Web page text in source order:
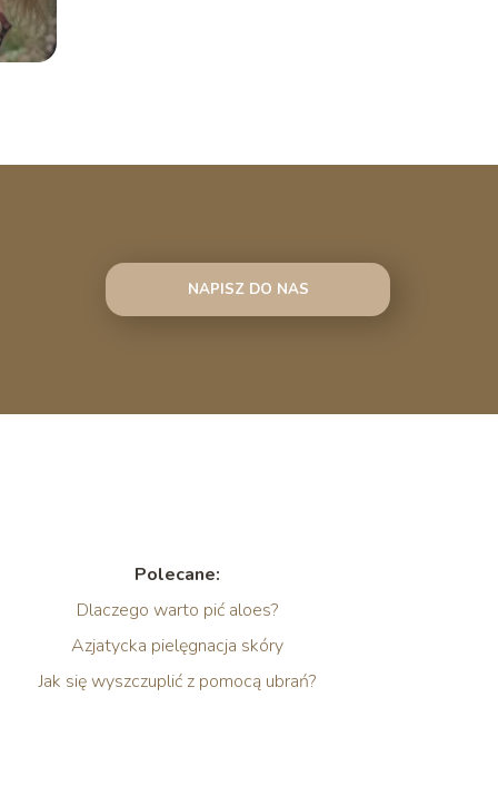
NAPISZ DO NAS
Polecane:
Dlaczego warto pić aloes?
Azjatycka pielęgnacja skóry
Jak się wyszczuplić z pomocą ubrań?